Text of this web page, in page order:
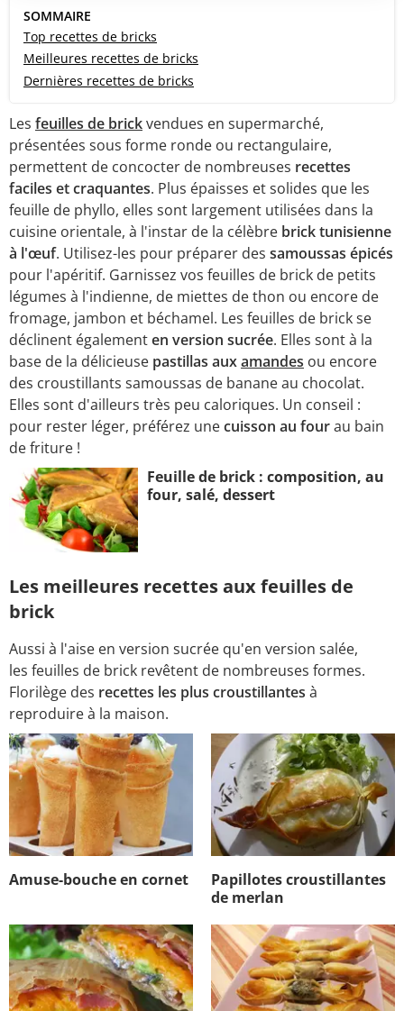
SOMMAIRE
Top recettes de bricks
Meilleures recettes de bricks
Dernières recettes de bricks
Les feuilles de brickvendues en supermarché,
présentées sous forme ronde ou rectangulaire,
permettent de concocter de nombreuses recettes
faciles et craquantes. Plus épaisses et solides que les
feuille de phyllo, elles sont largement utilisées dans la
cuisine orientale, à l'instar de la célèbre brick tunisienne
à l'œuf. Utilisez-les pour préparer des samoussas épicés
pour l'apéritif. Garnissez vos feuilles de brick de petits
légumes à l'indienne, de miettes de thon ou encore de
fromage, jambon et béchamel. Les feuilles de brick se
déclinent égalementen version sucrée. Elles sont à la
base de la délicieuse pastillas auxamandes ou encore
des croustillants samoussas de banane au chocolat.
Elles sont d'ailleurs très peu caloriques. Un conseil :
pour rester léger, préférez unecuisson au fourau bain
de friture !
Feuille de brick : composition, au
four, salé, dessert
Les meilleures recettes aux feuilles de
brick
Aussi à l'aise en version sucrée qu'en version salée,
les feuilles de brick revêtent de nombreuses formes.
Florilège des recettes les plus croustillantes à
reproduire à la maison.
Amuse-bouche en cornet
Papillotes croustillantes
de merlan